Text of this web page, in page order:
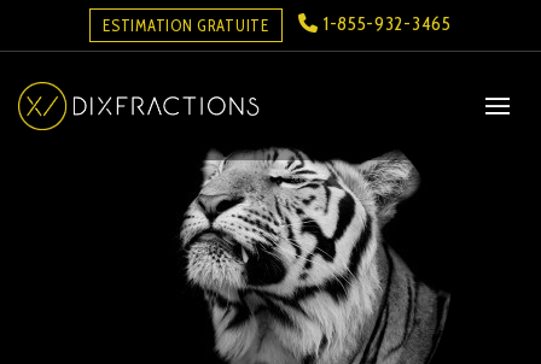
ESTIMATION GRATUITE 1-855-932-3465